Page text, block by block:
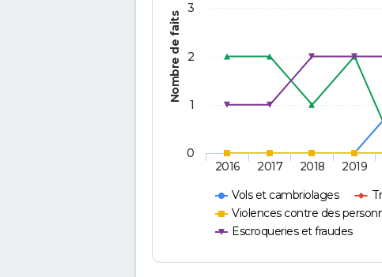
Nombre de faits
Vols et cambriolages
Violences contre des
Escroqueries et fraudes
2016 2017 2018 2019
0
1
2
3